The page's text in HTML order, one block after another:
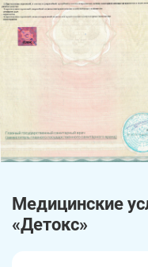
Медицинские
«Детокс»